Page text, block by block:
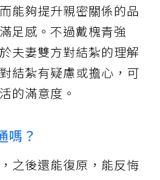
能夠提升親密關係的品
足感。不過戴槐青強
夫妻雙方對結紮的理解
結紮有疑慮或擔心，可
的滿意度。
嗎？
之後還能復原，能反悔